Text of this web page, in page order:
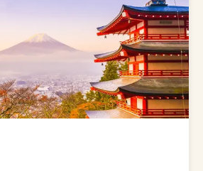
てたのきっかけに世界中に広がりまし
られないですが、「イングリッシュ・
ばれる群も存在していて、品評会でも
ています。起源はイングランドの田
たアンバー色のオクトーバービール
本のクラフトビールの代表格「よな
ールエールで、苦味も比較的控えめ
スメのスタイルと言えます。